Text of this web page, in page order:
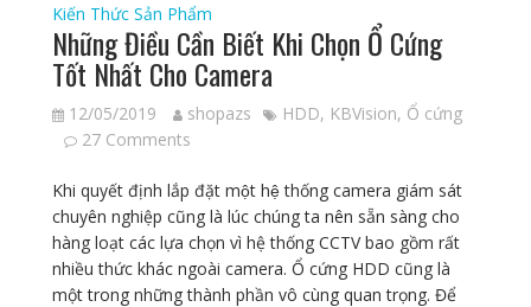
Kiến Thức Sản Phẩm
Những Điều Cần Biết Khi Chọn Ổ Cứng
Tốt Nhất Cho Camera
12/05/2019 shopazs HDD, KBVision, Ổ cứng
27 Comments
Khi quyết định lắp đặt một hệ thống camera giám sát
chuyên nghiệp cũng là lúc chúng ta nên sẵn sàng cho
hàng loạt các lựa chọn vì hệ thống CCTV bao gồm rất
nhiều thức khác ngoài camera. Ổ cứng HDD cũng là
một trong những thành phần vô cùng quan trọng. Để